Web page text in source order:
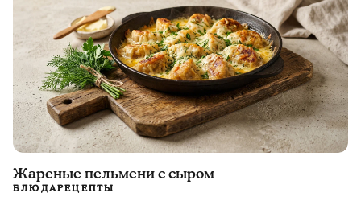
Жареные пельмени с сыром
БЛЮДАРЕЦЕПТЫ